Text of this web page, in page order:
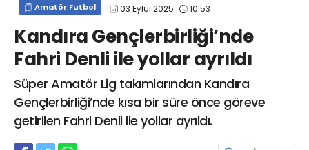
Amatör Futbol 03 Eylül 2025 10:53
Kandıra Gençlerbirliği’nde
Fahri Denli ile yollar ayrıldı
Süper Amatör Lig takımlarından Kandıra
Gençlerbirliği’nde kısa bir süre önce göreve
getirilen Fahri Denli ile yollar ayrıldı.
info@spor41.com